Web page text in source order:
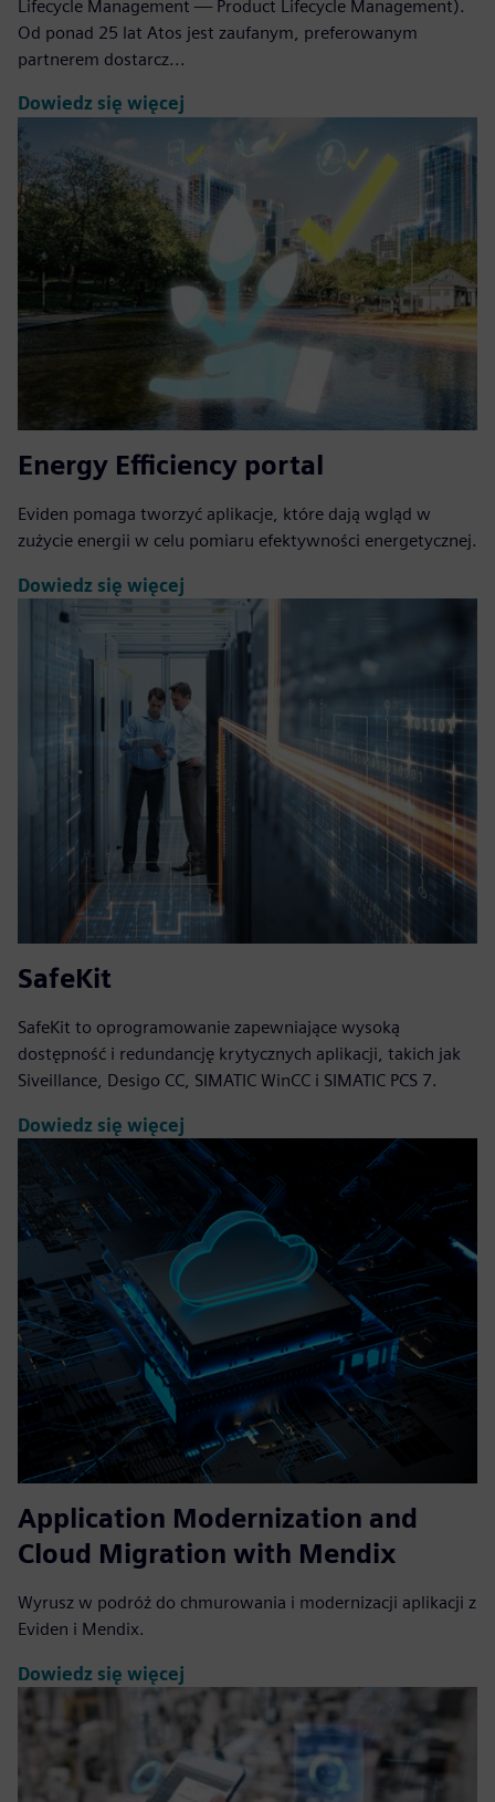
Lifecycle Management — Product Lifecycle Management).
Od ponad 25 lat Atos jest zaufanym, preferowanym
partnerem dostarcz...
Dowiedz się więcej
Energy Efficiency portal
Eviden pomaga tworzyć aplikacje, które dają wgląd w
zużycie energii w celu pomiaru efektywności energetycznej.
Dowiedz się więcej
SafeKit
SafeKit to oprogramowanie zapewniające wysoką
dostępność i redundancję krytycznych aplikacji, takich jak
Siveillance, Desigo CC, SIMATIC WinCC i SIMATIC PCS 7.
Dowiedz się więcej
Application Modernization and
Cloud Migration with Mendix
Wyrusz w podróż do chmurowania i modernizacji aplikacji z
Eviden i Mendix.
Dowiedz się więcej